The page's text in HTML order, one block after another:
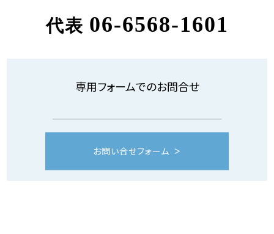
代表 06-6568-1601
専用フォームでのお問合せ
お問い合せフォーム